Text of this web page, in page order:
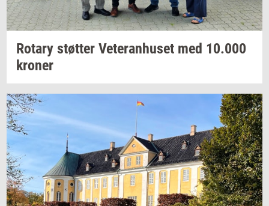
Ro­tary støt­ter Ve­te­ran­hu­set med 10.000
kro­ner